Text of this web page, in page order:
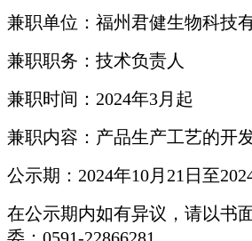
兼职单位：福州君健生物科技
兼职职务：技术负责人
兼职时间：2024年3月起
兼职内容：产品生产工艺的开
公示期：2024年10月21日至
在公示期内如有异议，请以书
委：0591-22866281